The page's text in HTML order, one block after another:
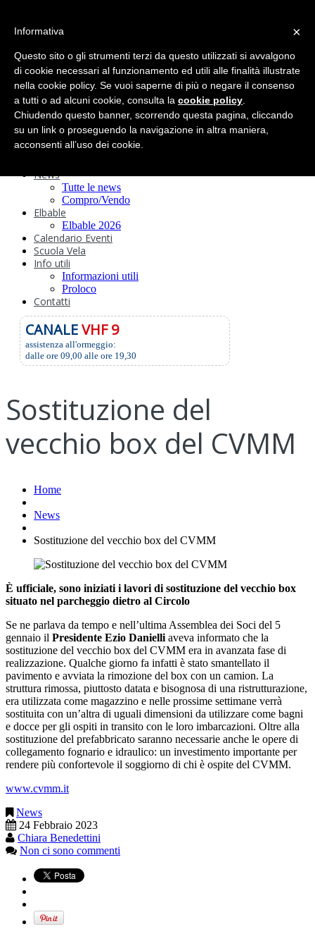
Circolo
Statuto e
Regolamenti
Storia
Ormeggi
Sede e Servizi
Attività
Safeguarding
News
Tutte le news
Compro/Vendo
Elbable
Elbable 2026
Calendario Eventi
Scuola Vela
Info utili
Informazioni utili
Proloco
Contatti
CANALEVHF 9
assistenza all'ormeggio:
dalle ore 09,00 alle ore 19,30
Sostituzione del
vecchio box del CVMM
Home
News
Sostituzione del vecchio box del CVMM
È ufficiale, sono iniziati i lavori di sostituzione del vecchio box
situato nel parcheggio dietro al Circolo
Se ne parlava da tempo e nell’ultima Assemblea dei Soci del 5
gennaio il Presidente Ezio Danielli aveva informato che la
sostituzione del vecchio box del CVMM era in avanzata fase di
realizzazione. Qualche giorno fa infatti è stato smantellato il
pavimento e avviata la rimozione del box con un camion. La
struttura rimossa, piuttosto datata e bisognosa di una ristrutturazione,
era utilizzata come magazzino e nelle prossime settimane verrà
sostituita con un’altra di uguali dimensioni da utilizzare come bagni
e docce per gli ospiti in transito con le loro imbarcazioni. Oltre alla
sostituzione del prefabbricato saranno necessarie anche le opere di
collegamento fognario e idraulico: un investimento importante per
rendere più confortevole il soggiorno di chi è ospite del CVMM.
www.cvmm.it
News
24 Febbraio 2023
Chiara Benedettini
Non ci sono commenti
×
Informativa
Questo sito o gli strumenti terzi da questo utilizzati si avvalgono
di cookie necessari al funzionamento ed utili alle finalità illustrate
nella cookie policy. Se vuoi saperne di più o negare il consenso
a tutti o ad alcuni cookie, consulta la cookie policy
Chiudendo questo banner, scorrendo questa pagina, cliccando
su un link o proseguendo la navigazione in altra maniera,
acconsenti all’uso dei cookie.